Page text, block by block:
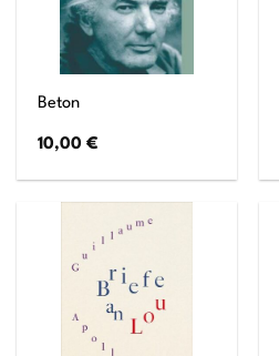
Beton
10,00€